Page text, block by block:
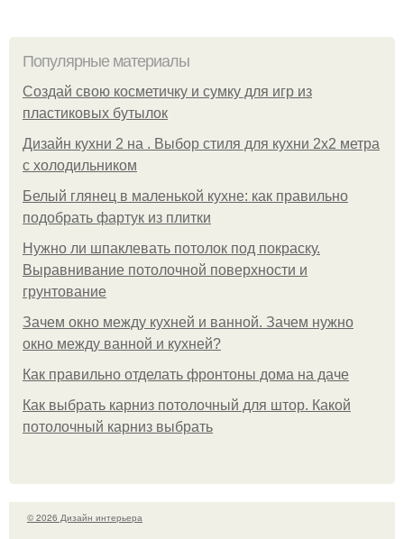
Популярные материалы
Создай свою косметичку и сумку для игр из
пластиковых бутылок
Дизайн кухни 2 на . Выбор стиля для кухни 2х2 метра
с холодильником
Белый глянец в маленькой кухне: как правильно
подобрать фартук из плитки
Нужно ли шпаклевать потолок под покраску.
Выравнивание потолочной поверхности и
грунтование
Зачем окно между кухней и ванной. Зачем нужно
окно между ванной и кухней?
Как правильно отделать фронтоны дома на даче
Как выбрать карниз потолочный для штор. Какой
потолочный карниз выбрать
© 2026 Дизайн интерьера